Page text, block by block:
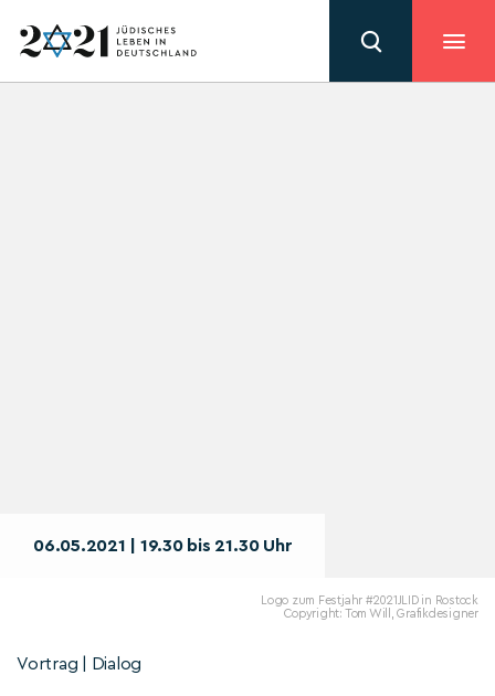
06.05.2021 | 19.30 bis 21.30 Uhr
Logo zum Festjahr #2021JLID in Rostock
Copyright: Tom Will, Grafikdesigner
Vortrag | Dialog